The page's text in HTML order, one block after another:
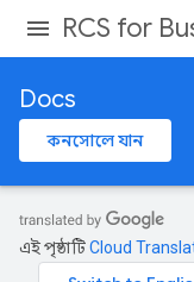
RCS for
Docs
কনসোলে যান
এই পৃষ্ঠাটিCloud